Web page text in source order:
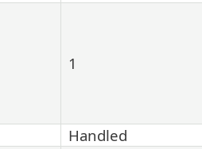
1
Handled